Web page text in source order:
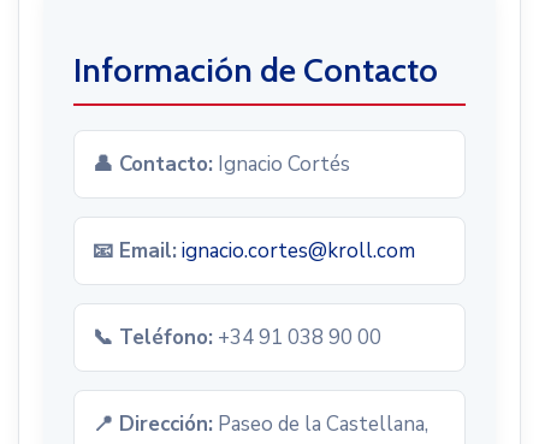
Información de Contacto
👤 Contacto: Ignacio Cortés
📧 Email: ignacio.cortes@kroll.com
📞 Teléfono: +34 91 038 90 00
📍 Dirección: Paseo de la Castellana,